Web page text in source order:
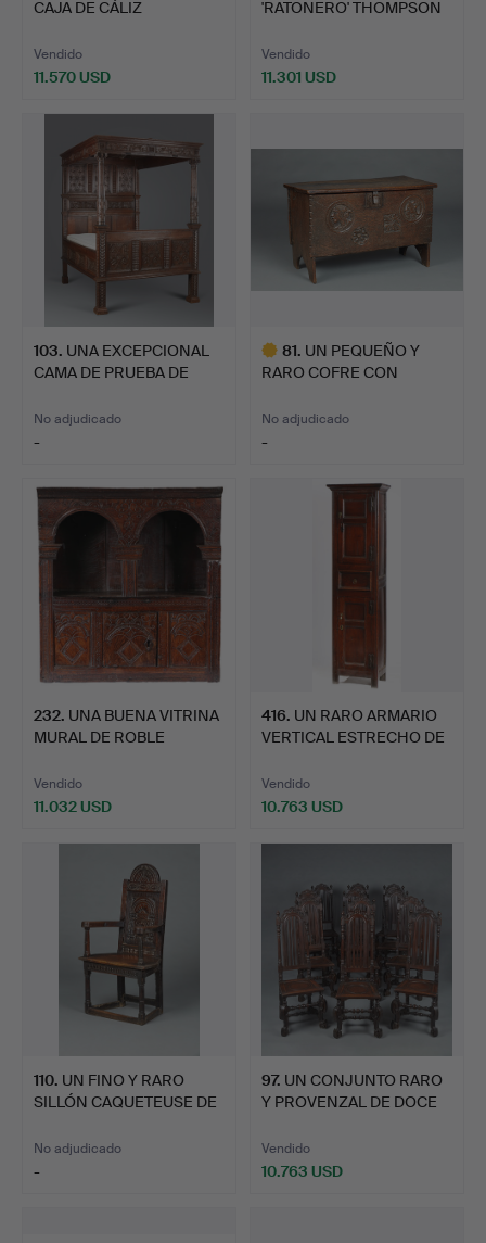
CAJA DE CÁLIZ
Vendido
11.570 USD
'RATONERO' THOMPSON
Vendido
11.301 USD
103. UNA EXCEPCIONAL
CAMA DE PRUEBA DE
No adjudicado
-
81. UN PEQUEÑO Y
RARO COFRE CON
No adjudicado
-
seleccionado
232. UNA BUENA VITRINA
MURAL DE ROBLE
Vendido
11.032 USD
416. UN RARO ARMARIO
VERTICAL ESTRECHO DE
Vendido
10.763 USD
110. UN FINO Y RARO
SILLÓN CAQUETEUSE DE
No adjudicado
-
97. UN CONJUNTO RARO
Y PROVENZAL DE DOCE
Vendido
10.763 USD